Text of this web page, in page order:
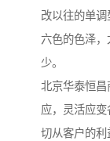
改以往的单
六色的色泽
少。
北京华泰恒
应，灵活应
切从客户的利